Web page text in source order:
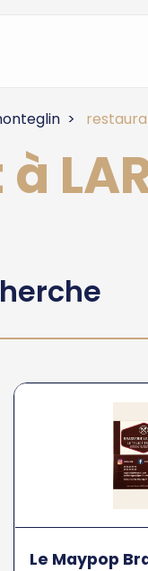
Le Maypop